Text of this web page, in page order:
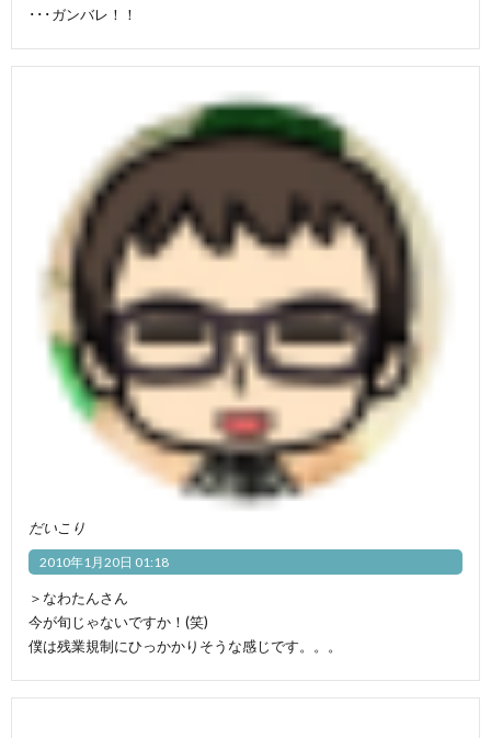
･･･ガンバレ！！
だいこり
2010年1月20日 01:18
＞なわたんさん
今が旬じゃないですか！(笑)
僕は残業規制にひっかかりそうな感じです。。。